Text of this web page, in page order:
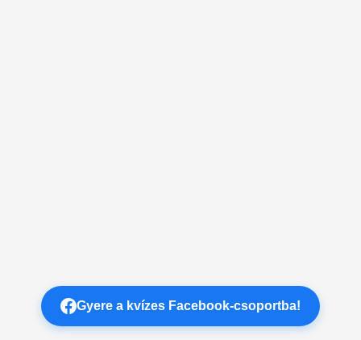
Gyere a kvízes Facebook-csoportba!